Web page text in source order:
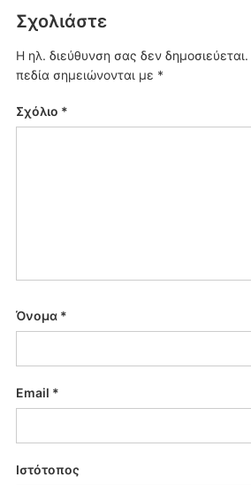
Σχολιάστε
Η ηλ. διεύθυνση σας δεν δημοσιεύεται.
πεδία σημειώνονται με *
Σχόλιο *
Όνομα *
Email *
Ιστότοπος